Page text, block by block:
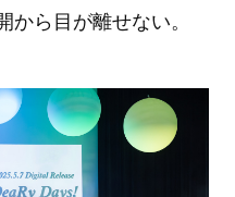
から目が離せない。